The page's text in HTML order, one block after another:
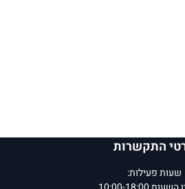
התקשרות
שעות פעילות: